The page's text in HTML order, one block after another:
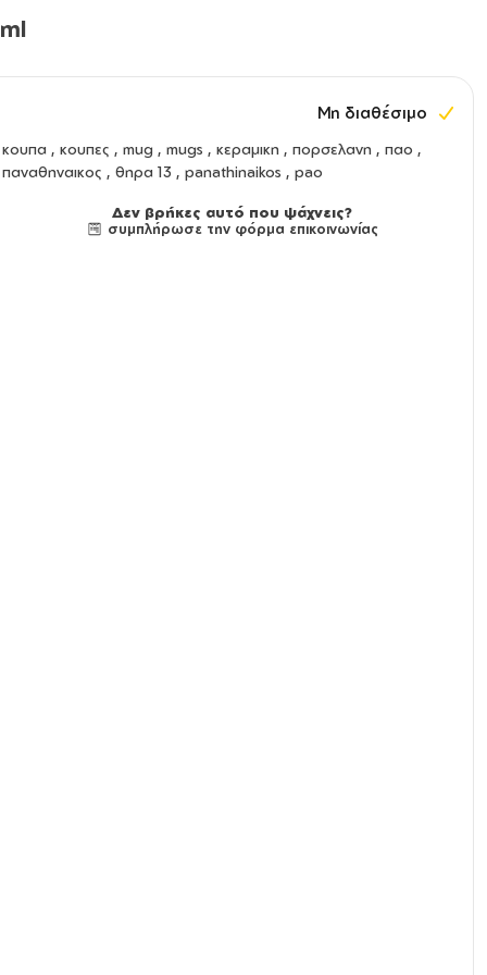
Μη διαθέσιμο
κουπα , κουπες , mug , mugs , κεραμικη , πορσελανη , παο ,
παναθηναικος , θηρα 13 , panathinaikos , pao
Δεν βρήκες αυτό που ψάχνεις?
συμπλήρωσε την φόρμα επικοινωνίας